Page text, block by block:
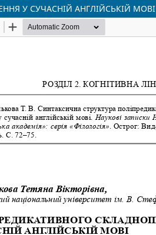
У СУЧАСНІЙ АНГЛІЙСЬКІЙ МОВІ